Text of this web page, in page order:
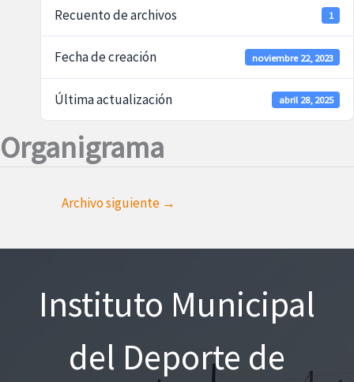
Recuento de archivos 1
Fecha de creación noviembre 22, 2023
Última actualización abril 28, 2025
Organigrama
Archivo siguiente →
Instituto Municipal
del Deporte de